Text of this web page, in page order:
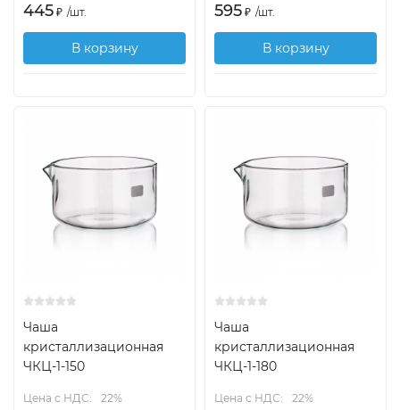
445 ₽ /шт.
В корзину
595 ₽ /шт.
В корзину
Чаша
кристаллизационная
ЧКЦ-1-150
Цена с НДС: 22%
Чаша
кристаллизационная
ЧКЦ-1-180
Цена с НДС: 22%